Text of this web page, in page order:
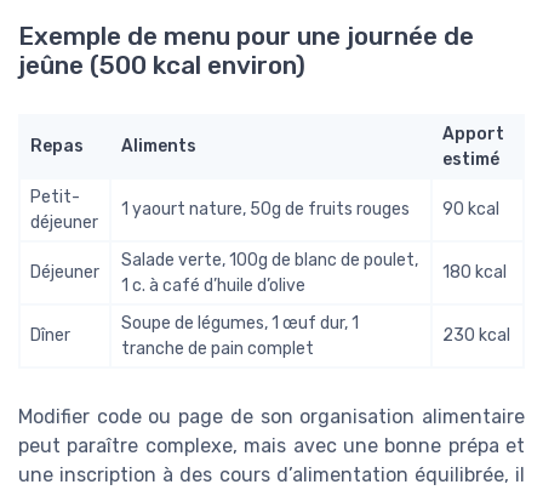
Exemple de menu pour une journée de
jeûne (500 kcal environ)
Repas Aliments
Apport
estimé
Petit-
déjeuner
1 yaourt nature, 50g de fruits rouges 90 kcal
Déjeuner
Salade verte, 100g de blanc de poulet,
1 c. à café d’huile d’olive
180 kcal
Dîner
Soupe de légumes, 1 œuf dur, 1
tranche de pain complet
230 kcal
Modifier code ou page de son organisation alimentaire
peut paraître complexe, mais avec une bonne prépa et
une inscription à des cours d’alimentation équilibrée, il